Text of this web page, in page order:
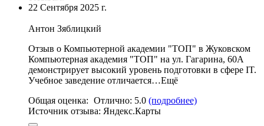
22 Сентября 2025 г.
Антон Зяблицкий
Отзыв о Компьютерной академии "ТОП" в Жуковском
Компьютерная академия "ТОП" на ул. Гагарина, 60А
демонстрирует высокий уровень подготовки в сфере IT.
Учебное заведение отличается…Ещё
Общая оценка: Отлично: 5.0 (подробнее)
Источник отзыва: Яндекс.Карты